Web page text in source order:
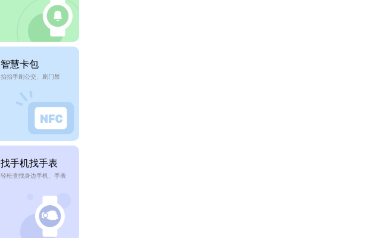
智慧卡包
抬抬手刷公交、刷门禁
找手机找手表
轻松查找身边手机、手表